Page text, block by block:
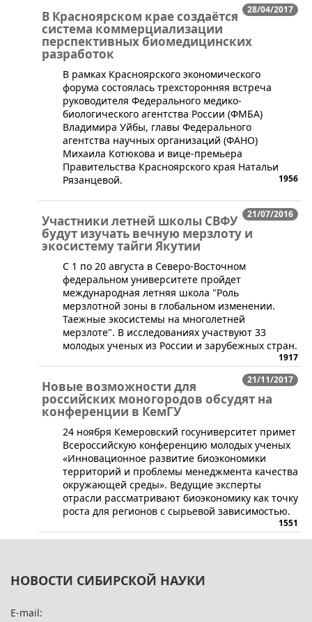
28/04/2017
В Красноярском крае создаётся
система коммерциализации
перспективных биомедицинских
разработок
​В рамках Красноярского экономического
форума состоялась трехсторонняя встреча
руководителя Федерального медико-
биологического агентства России (ФМБА)
Владимира Уйбы, главы Федерального
агентства научных организаций (ФАНО)
Михаила Котюкова и вице-премьера
Правительства Красноярского края Натальи
Рязанцевой.
1956
21/07/2016
Участники летней школы СВФУ
будут изучать вечную мерзлоту и
экосистему тайги Якутии
​С 1 по 20 августа в Северо-Восточном
федеральном университете пройдет
международная летняя школа "Роль
мерзлотной зоны в глобальном изменении.
Таежные экосистемы на многолетней
мерзлоте". В исследованиях участвуют 33
молодых ученых из России и зарубежных стран.
1917
21/11/2017
Новые возможности для
российских моногородов обсудят на
конференции в КемГУ
​24 ноября Кемеровский госуниверситет примет
Всероссийскую конференцию молодых ученых
«Инновационное развитие биоэкономики
территорий и проблемы менеджмента качества
окружающей среды». Ведущие эксперты
отрасли рассматривают биоэкономику как точку
роста для регионов с сырьевой зависимостью.
1551
НОВОСТИ СИБИРСКОЙ НАУКИ
E-mail: